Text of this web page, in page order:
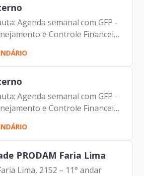
Agenda semanal com GFP -
e Controle Financeiro
Nogueira Dantas Jorge
Josenias V. Nascimento
Agenda semanal com GFP -
e Controle Financeiro
Nogueira Dantas Jorge
Josenias V. Nascimento
PRODAM Faria Lima
Lima, 2152 – 11° andar